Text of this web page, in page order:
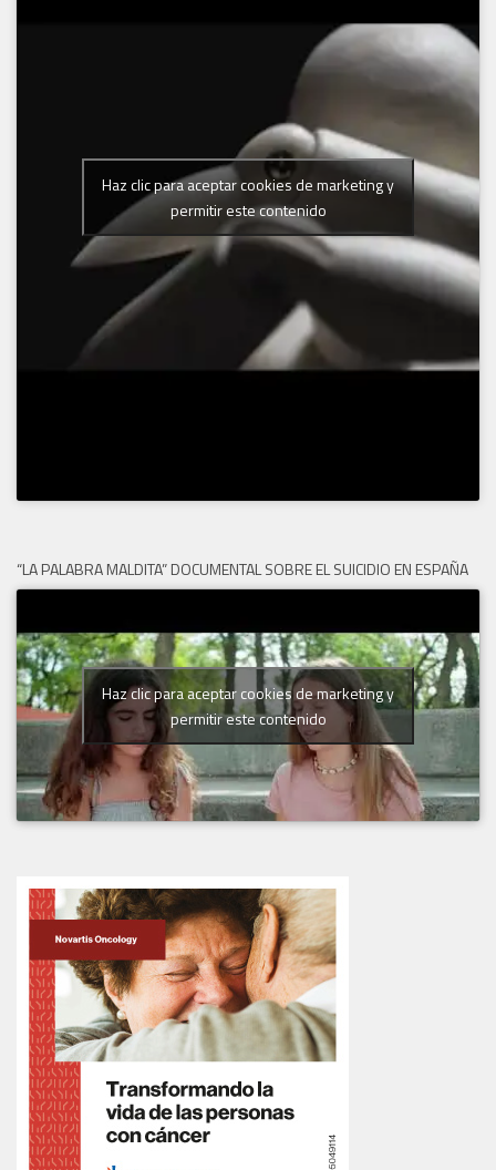
Haz clic para aceptar cookies de marketing y
permitir este contenido
“LA PALABRA MALDITA” DOCUMENTAL SOBRE EL SUICIDIO EN ESPAÑA
Haz clic para aceptar cookies de marketing y
permitir este contenido